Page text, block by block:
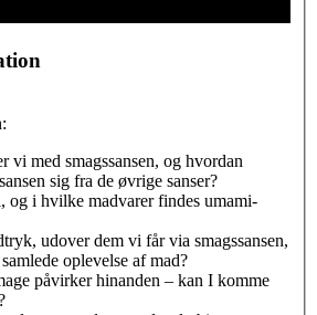
vi med smagssansen, og hvordan
sig fra de øvrige sanser?
og i hvilke madvarer findes umami-
udover dem vi får via smagssansen,
oplevelse af mad?
påvirker hinanden – kan I komme